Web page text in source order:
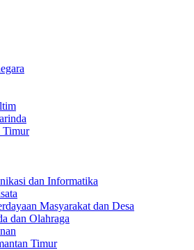
Timur
dan Informatika
Masyarakat dan Desa
dan Olahraga
Timur